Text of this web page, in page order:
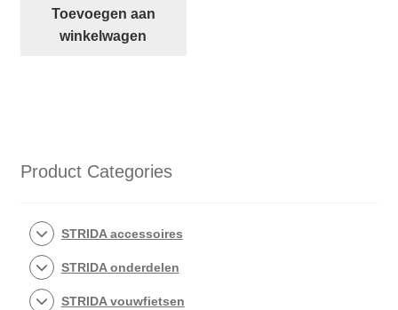
buitenband
met
355)
Toevoegen aan
winkelwagen
Product Categories
STRIDA accessoires
STRIDA onderdelen
STRIDA vouwfietsen